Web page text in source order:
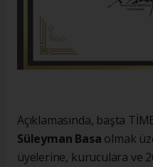
Açıklamasında, başta
Süleyman Basa olmak
üyelerine, kuruculara ve